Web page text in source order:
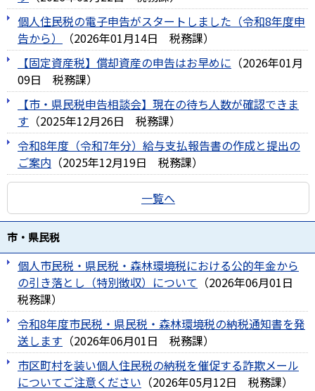
個人住民税の電子申告がスタートしました（令和8年度申
告から）
（2026年01月14日 税務課）
【固定資産税】償却資産の申告はお早めに （2026年01月
09日
税務課）
【市・県民税申告相談会】現在の待ち人数が確認できま
す （2025年12月26日 税務課）
令和8年度（令和7年分）給与支払報告書の作成と提出の
ご案内 （2025年12月19日 税務課）
一覧へ
市・県民税
個人市民税・県民税・森林環境税における公的年金から
の引き落とし（特別徴収）について （2026年06月01日
税務課）
令和8年度市民税・県民税・森林環境税の納税通知書を発
送します （2026年06月01日 税務課）
市区町村を装い個人住民税の納税を催促する詐欺メール
についてご注意ください （2026年05月12日 税務課）